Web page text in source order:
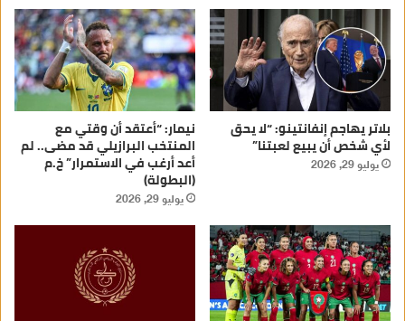
بلاتر يهاجم إنفانتينو: “لا يحق
لأي شخص أن يبيع لعبتنا”
يوليو 29, 2026
نيمار: “أعتقد أن وقتي مع
المنتخب البرازيلي قد مضى.. لم
أعد أرغب في الاستمرار” خ.م
(البطولة)
يوليو 29, 2026